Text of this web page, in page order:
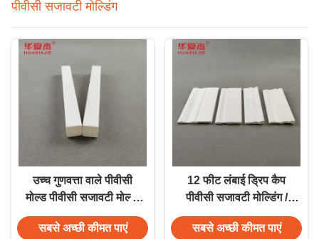
पीवीसी सजावटी मोल्डिंग
उच्च गुणवत्ता वाले पीवीसी
मोल्ड पीवीसी सजावटी मोल्ड,
फोम सजावटी मोल्ड
सबसे अच्छी कीमत पाएं
12 फीट लंबाई ड्रिप कैप
पीवीसी सजावटी मोल्डिंग /
आंतरिक के लिए पीवीसी ट्रिम
बोर्ड
सबसे अच्छी कीमत पाएं